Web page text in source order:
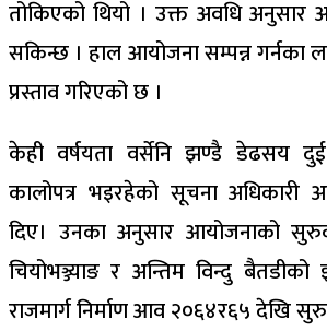
तोकिएको थियो । उक्त अवधि अनुसार
सकिन्छ । हाल आयोजना सम्पन्न गर्नका
प्रस्ताव गरिएको छ ।
केही वर्षयता वर्सेनि झण्डै डेढसय
कालोपत्र भइरहेको सूचना अधिकारी
दिए। उनका अनुसार आयोजनाको
चियोभञ्ज्याङ र अन्तिम विन्दु
राजमार्ग निर्माण आव २०६४र६५ देखि